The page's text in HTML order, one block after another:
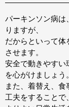
パーキンソン病は
りますが、
だからといって体
させます。
安全で動きやすい
を心がけましょう。
また、着替え、
工夫をすることで、